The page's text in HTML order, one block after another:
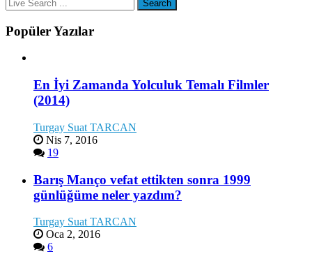
Popüler Yazılar
En İyi Zamanda Yolculuk Temalı Filmler
(2014)
Turgay Suat TARCAN
Nis 7, 2016
19
Barış Manço vefat ettikten sonra 1999
günlüğüme neler yazdım?
Turgay Suat TARCAN
Oca 2, 2016
6